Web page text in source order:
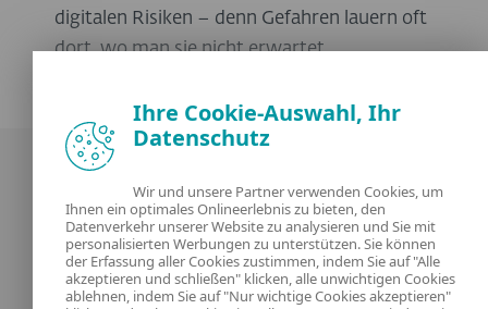
digitalen Risiken – denn Gefahren lauern oft
dort, wo man sie nicht erwartet.
Unsere Experten ESET
Ihre Cookie-Auswahl, Ihr
Datenschutz
Wir und unsere Partner verwenden Cookies, um
Ihnen ein optimales Onlineerlebnis zu bieten, den
Datenverkehr unserer Website zu analysieren und Sie mit
personalisierten Werbungen zu unterstützen. Sie können
der Erfassung aller Cookies zustimmen, indem Sie auf "Alle
akzeptieren und schließen" klicken, alle unwichtigen Cookies
ablehnen, indem Sie auf "Nur wichtige Cookies akzeptieren"